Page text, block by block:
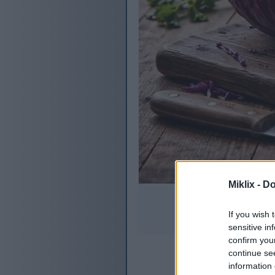
Miklix -
If you wish
sensitive
confirm
continue
information